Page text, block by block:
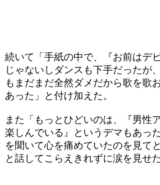
続いて「手紙の中で、『お前はデ
じゃないしダンスも下手だったが
もまだまだ全然ダメだから歌を歌
あった」と付け加えた。
また「もっとひどいのは、『男性
楽しんでいる』というデマもあっ
を聞いて心を痛めていたのを見て
と話してこらえきれずに涙を見せた